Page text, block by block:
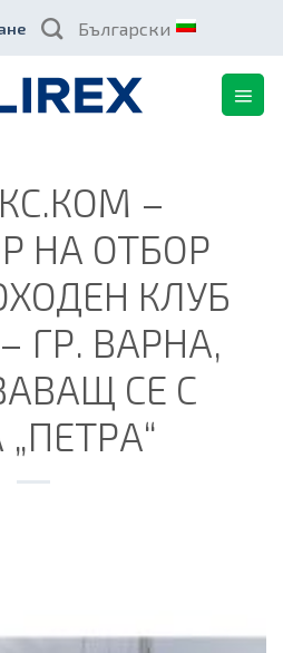
Български
–
НА ОТБОР
КЛУБ
ГР. ВАРНА,
СЕ С